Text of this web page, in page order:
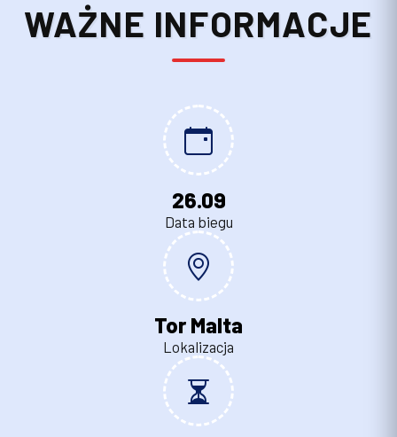
WAŻNE INFORMACJE
26.09
Data biegu
Tor Malta
Lokalizacja